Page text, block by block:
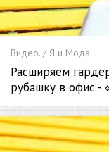
Видео. / Я и Мода.
Расширяем
рубашку в офис -